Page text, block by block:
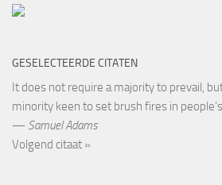
GESELECTEERDE CITATEN
It does not require a majority to prevail,
minority keen to set brush fires in
— Samuel Adams
Volgend citaat »